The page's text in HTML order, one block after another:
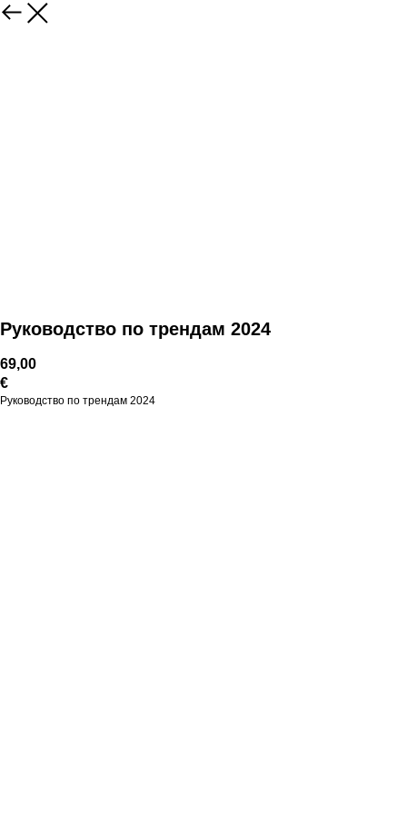
Руководство по трендам 2024
69,00
€
Руководство по трендам 2024